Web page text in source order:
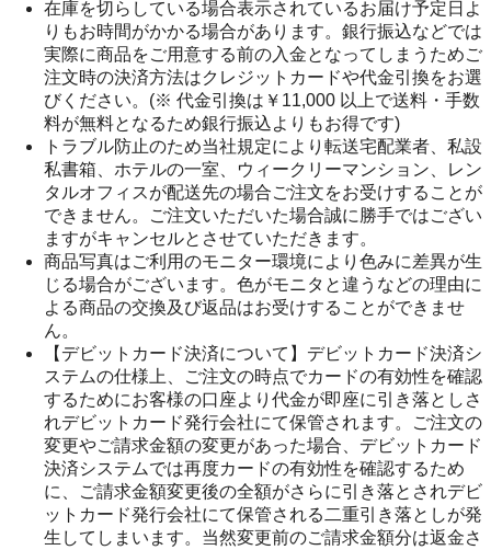
在庫を切らしている場合表示されているお届け予定日よ
りもお時間がかかる場合があります。銀行振込などでは
実際に商品をご用意する前の入金となってしまうためご
注文時の決済方法はクレジットカードや代金引換をお選
びください。(※ 代金引換は￥11,000 以上で送料・手数
料が無料となるため銀行振込よりもお得です)
トラブル防止のため当社規定により転送宅配業者、私設
私書箱、ホテルの一室、ウィークリーマンション、レン
タルオフィスが配送先の場合ご注文をお受けすることが
できません。ご注文いただいた場合誠に勝手ではござい
ますがキャンセルとさせていただきます。
商品写真はご利用のモニター環境により色みに差異が生
じる場合がございます。色がモニタと違うなどの理由に
よる商品の交換及び返品はお受けすることができませ
ん。
【デビットカード決済について】デビットカード決済シ
ステムの仕様上、ご注文の時点でカードの有効性を確認
するためにお客様の口座より代金が即座に引き落としさ
れデビットカード発行会社にて保管されます。ご注文の
変更やご請求金額の変更があった場合、デビットカード
決済システムでは再度カードの有効性を確認するため
に、ご請求金額変更後の全額がさらに引き落とされデビ
ットカード発行会社にて保管される二重引き落としが発
生してしまいます。当然変更前のご請求金額分は返金さ